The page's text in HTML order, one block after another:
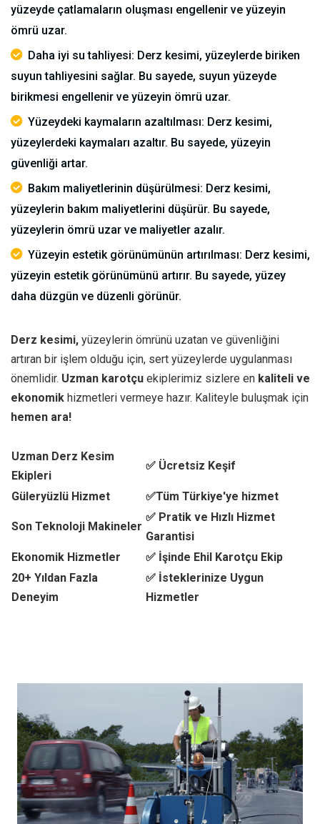
yüzeyde çatlamaların oluşması engellenir ve yüzeyin
ömrü uzar.
Daha iyi su tahliyesi: Derz kesimi, yüzeylerde biriken
suyun tahliyesini sağlar. Bu sayede, suyun yüzeyde
birikmesi engellenir ve yüzeyin ömrü uzar.
Yüzeydeki kaymaların azaltılması: Derz kesimi,
yüzeylerdeki kaymaları azaltır. Bu sayede, yüzeyin
güvenliği artar.
Bakım maliyetlerinin düşürülmesi: Derz kesimi,
yüzeylerin bakım maliyetlerini düşürür. Bu sayede,
yüzeylerin ömrü uzar ve maliyetler azalır.
Yüzeyin estetik görünümünün artırılması: Derz kesimi,
yüzeyin estetik görünümünü artırır. Bu sayede, yüzey
daha düzgün ve düzenli görünür.
Derz kesimi, yüzeylerin ömrünü uzatan ve güvenliğini
artıran bir işlem olduğu için, sert yüzeylerde uygulanması
önemlidir. Uzman karotçu ekiplerimiz sizlere en kaliteli ve
ekonomik hizmetleri vermeye hazır. Kaliteyle buluşmak için
hemen ara!
Uzman Derz Kesim
Ekipleri
✅ Ücretsiz Keşif
Güleryüzlü Hizmet ✅Tüm Türkiye'ye hizmet
Son Teknoloji Makineler
✅ Pratik ve Hızlı Hizmet
Garantisi
Ekonomik Hizmetler
✅ İşinde Ehil Karotçu Ekip
20+ Yıldan Fazla
Deneyim
✅ İsteklerinize Uygun
Hizmetler